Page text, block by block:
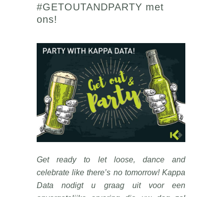
#GETOUTANDPARTY met
ons!
Get ready to let loose, dance and
celebrate like there’s no tomorrow! Kappa
Data nodigt u graag uit voor een